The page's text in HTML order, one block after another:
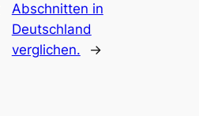
Abschnitten in
Deutschland
verglichen.
→